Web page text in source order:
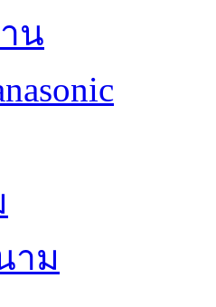
น
าม